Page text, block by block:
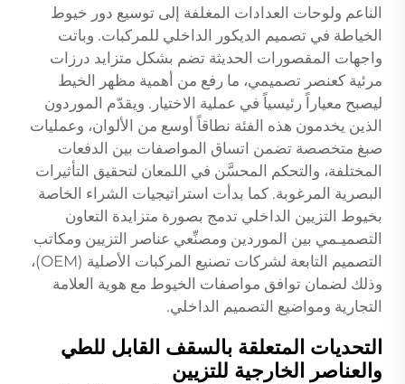
الناعم ولوحات العدادات المغلفة إلى توسيع دور خيوط
الخياطة في تصميم الديكور الداخلي للمركبات. وباتت
واجهات المقصورات الحديثة تضم بشكل متزايد درزات
مرئية كعنصر تصميمي، ما رفع من أهمية مظهر الخيط
ليصبح معياراً رئيسياً في عملية الاختيار. ويقدّم الموردون
الذين يخدمون هذه الفئة نطاقاً أوسع من الألوان، وعمليات
صبغ متخصصة تضمن اتساق المواصفات بين الدفعات
المختلفة، والتحكم المحسَّن في اللمعان لتحقيق التأثيرات
البصرية المرغوبة. كما بدأت استراتيجيات الشراء الخاصة
بخيوط التزيين الداخلي تدمج بصورة متزايدة التعاون
التصميـمي بين الموردين ومصنِّعي عناصر التزيين ومكاتب
التصميم التابعة لشركات تصنيع المركبات الأصلية (OEM)،
وذلك لضمان توافق مواصفات الخيوط مع هوية العلامة
التجارية ومواضيع التصميم الداخلي.
التحديات المتعلقة بالسقف القابل للطي
والعناصر الخارجية للتزيين